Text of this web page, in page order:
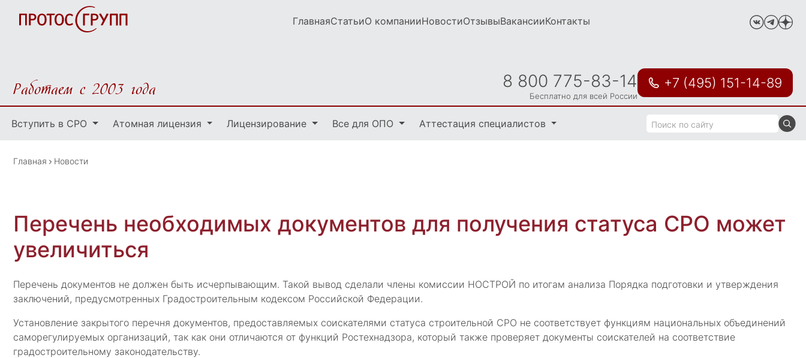
ГлавнаяСтатьиО компанииНовостиОтзывыВакансииКонтакты
Работаем с 2003 года 8 800 775-83-14
Бесплатно для всей России
+7 (495) 151-14-89
Вступить в СРО Атомная лицензия Лицензирование Все для ОПО Аттестация специалистов
Главная Новости
Перечень необходимых документов для получения статуса СРО может
увеличиться
Перечень документов не должен быть исчерпывающим. Такой вывод сделали члены комиссии НОСТРОЙ по итогам анализа Порядка подготовки и утверждения
заключений, предусмотренных Градостроительным кодексом Российской Федерации.
Установление закрытого перечня документов, предоставляемых соискателями статуса строительной СРО не соответствует функциям национальных объединений
саморегулируемых организаций, так как они отличаются от функций Ростехнадзора, который также проверяет документы соискателей на соответствие
градостроительному законодательству.